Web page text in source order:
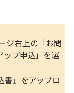
ジ右上の「お問
プ申込」を選
』をアップロ